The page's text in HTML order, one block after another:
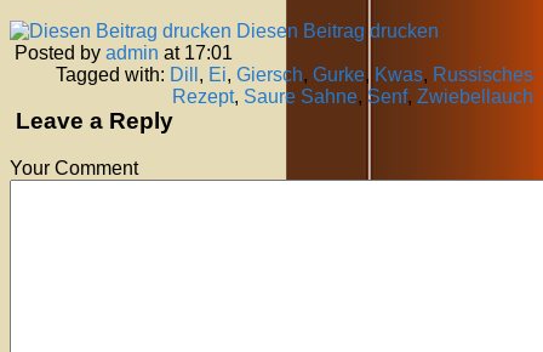
Diesen Beitrag drucken
Posted by admin at 17:01
Tagged with: Dill , Ei, Giersch, Gurke, Kwas, Russisches
Rezept, Saure Sahne, Senf, Zwiebellauch
Leave a Reply
Your Comment